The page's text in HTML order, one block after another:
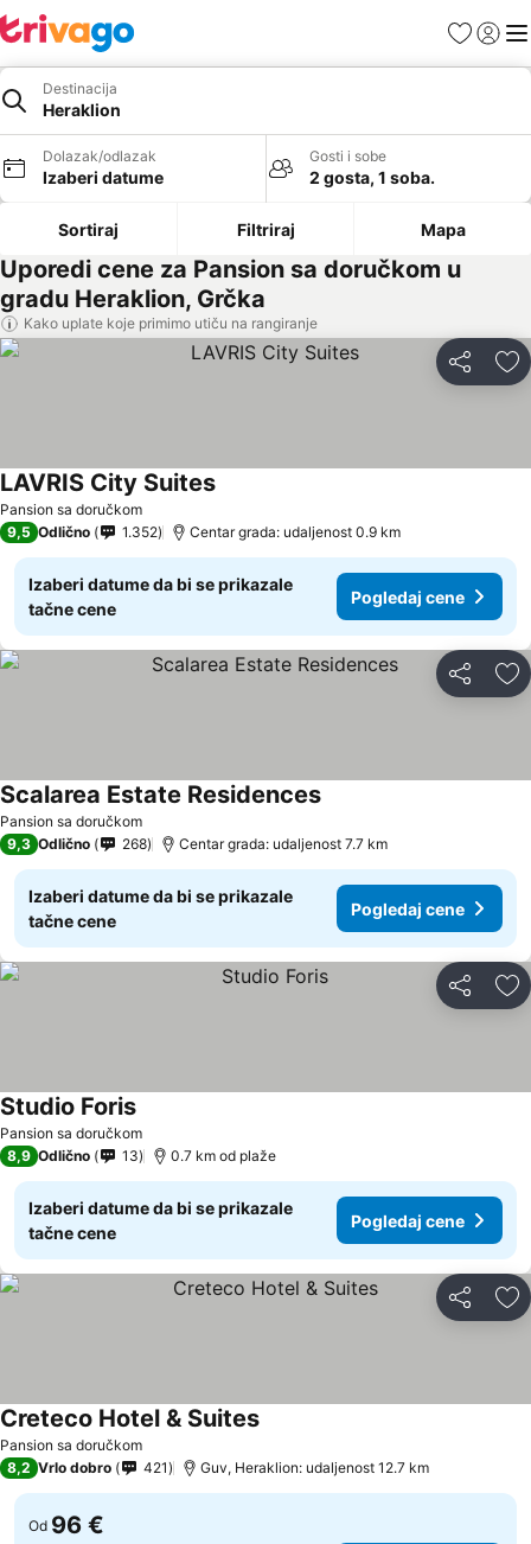
FavoritiPrijavi
Destinacija
Heraklion
Dolazak/odlazak
Izaberi datume
Gosti i sobe
2 gosta, 1 soba.
Sortiraj Filtriraj Mapa
Uporedi cene za Pansion sa doručkom u
gradu Heraklion, Grčka
Kako uplate koje primimo utiču na rangiranje
Deli
Pansion sa doručkom
LAVRIS City SuitesPogledaj cene
9,5 Odlično 1.352 Centar grada: udaljenost 0.9 km
Izaberi datume da bi se prikazale
tačne cene
Pogledaj cene
Deli
Pansion sa doručkom
Scalarea Estate ResidencesPogledaj cene
9,3 Odlično 268 Centar grada: udaljenost 7.7 km
Izaberi datume da bi se prikazale
tačne cene
Pogledaj cene
Deli
Pansion sa doručkom
Studio ForisPogledaj cene
8,9 Odlično 13 0.7 km od plaže
Izaberi datume da bi se prikazale
tačne cene
Pogledaj cene
Deli
Pansion sa doručkom
Creteco Hotel & SuitesPogledaj cene
8,2 Vrlo dobro 421 Guv, Heraklion: udaljenost 12.7 km
Od 96 €